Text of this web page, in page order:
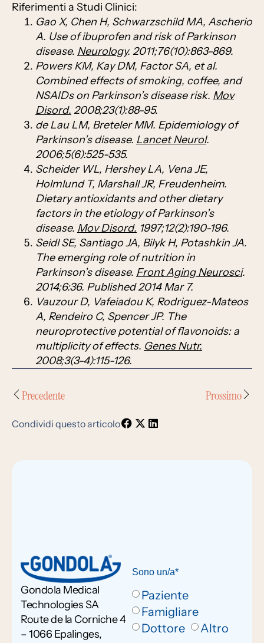
Riferimenti a Studi Clinici:
Gao X, Chen H, Schwarzschild MA, Ascherio
A. Use of ibuprofen and risk of Parkinson
disease. Neurology. 2011;76(10):863-869.
Powers KM, Kay DM, Factor SA, et al.
Combined effects of smoking, coffee, and
NSAIDs on Parkinson’s disease risk. Mov
Disord. 2008;23(1):88-95.
de Lau LM, Breteler MM. Epidemiology of
Parkinson’s disease. Lancet Neurol.
2006;5(6):525-535.
Scheider WL, Hershey LA, Vena JE,
Holmlund T, Marshall JR, Freudenheim.
Dietary antioxidants and other dietary
factors in the etiology of Parkinson’s
disease. Mov Disord. 1997;12(2):190-196.
Seidl SE, Santiago JA, Bilyk H, Potashkin JA.
The emerging role of nutrition in
Parkinson’s disease. Front Aging Neurosci.
2014;6:36. Published 2014 Mar 7.
Vauzour D, Vafeiadou K, Rodriguez-Mateos
A, Rendeiro C, Spencer JP. The
neuroprotective potential of flavonoids: a
multiplicity of effects. Genes Nutr.
2008;3(3-4):115-126.
Precedente Prossimo
Condividi questo articolo
Gondola Medical
Technologies SA
Route de la Corniche 4
– 1066 Epalinges,
Sono un/a*
Paziente
Famigliare
Dottore
Altro